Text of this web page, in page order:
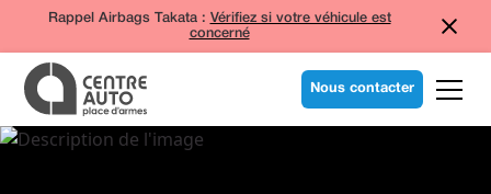
Rappel Airbags Takata : Vérifiez si votre véhicule est
concerné
Nous contacter